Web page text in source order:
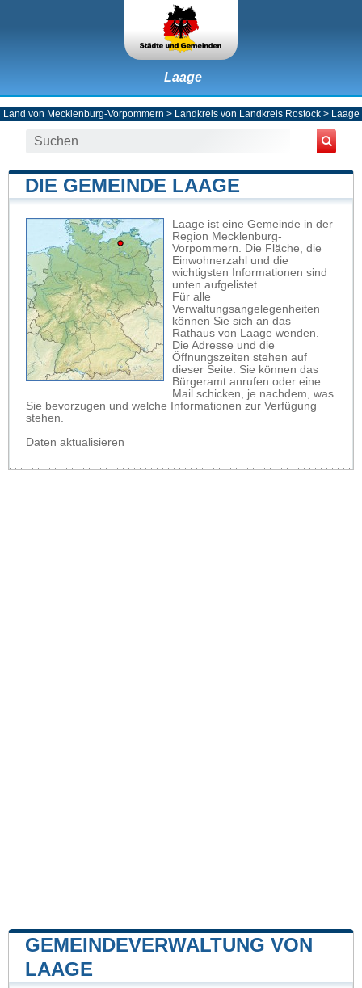
Laage
Land von Mecklenburg-Vorpommern > Landkreis von Landkreis Rostock> Laage
DIE GEMEINDE LAAGE
Laage ist eine Gemeinde in der
Region Mecklenburg-
Vorpommern. Die Fläche, die
Einwohnerzahl und die
wichtigsten Informationen sind
unten aufgelistet.
Für alle
Verwaltungsangelegenheiten
können Sie sich an das
Rathaus von Laage wenden.
Die Adresse und die
Öffnungszeiten stehen auf
dieser Seite. Sie können das
Bürgeramt anrufen oder eine
Mail schicken, je nachdem, was
Sie bevorzugen und welche Informationen zur Verfügung
stehen.
Daten aktualisieren
GEMEINDEVERWALTUNG VON
LAAGE